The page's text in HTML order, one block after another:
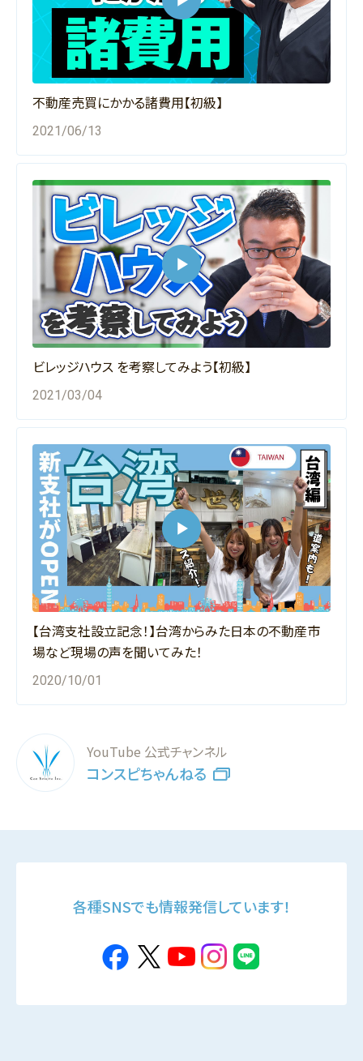
不動産売買にかかる諸費用【初級】
2021/06/13
ビレッジハウス を考察してみよう【初級】
2021/03/04
【台湾支社設立記念！】台湾からみた日本の不動産市
場など現場の声を聞いてみた！
2020/10/01
YouTube 公式チャンネル
コンスピちゃんねる
各種SNSでも情報発信しています！